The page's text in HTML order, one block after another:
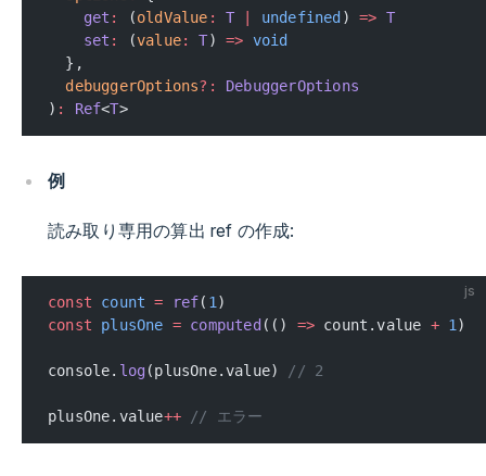
    get
: (oldValue : T undefined ) => T
    set
: (value: T) => void
  },
  debuggerOptions
?:
DebuggerOptions
) : Ref<T>
例
読み取り専用の算出 ref の作成:
js
const count = ref( 1)
const plusOne = computed (() => count.value + 1)
console. log(plusOne.value) // 2
plusOne.value++ // エラー